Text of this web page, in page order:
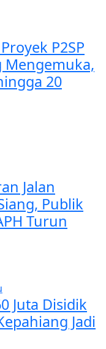
P2SP
Mengemuka,
20
Jalan
Publik
Turun
Juta Disidik
Jadi